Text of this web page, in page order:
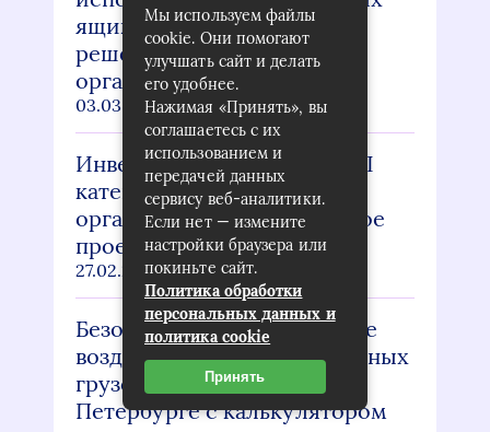
ящиков: эффективное
решение для хранения и
организации
03.03.2026
Инвентаризация выбросов I
категории: как правильно
организовать экологическое
проектирование
27.02.2026
Безопасные и эффективные
воздушные перевозки опасных
грузов: услуги в Москве и
Петербурге с калькулятором
Мы используем файлы
cookie. Они помогают
улучшать сайт и делать
его удобнее.
Нажимая «Принять», вы
соглашаетесь с их
использованием и
передачей данных
сервису веб-аналитики.
Если нет — измените
настройки браузера или
покиньте сайт.
Политика обработки
персональных данных и
политика cookie
Принять